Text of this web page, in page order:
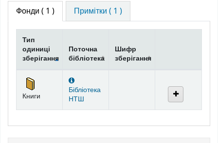
Фонди ( 1 ) Примітки ( 1 )
Фонди
Тип
одиниці
зберігання
Поточна
бібліотека
Шифр
зберігання
Книги
Бібліотека
НТШ